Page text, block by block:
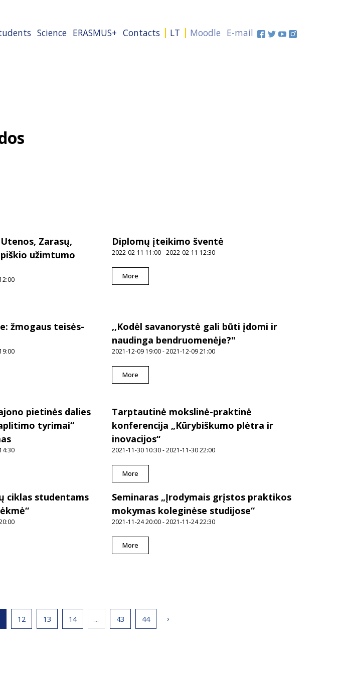
Science ERASMUS+ Contacts LT Moodle E-mail
Zarasų,
užimtumo
Diplomų įteikimo šventė
2022-02-11 11:00 - 2022-02-11 12:30
More
žmogaus teisės-
,,Kodėl savanorystė gali būti įdomi ir
naudinga bendruomenėje?"
2021-12-09 19:00 - 2021-12-09 21:00
More
pietinės dalies
tyrimai“
Tarptautinė mokslinė-praktinė
konferencija „Kūrybiškumo plėtra ir
inovacijos“
2021-11-30 10:30 - 2021-11-30 22:00
More
ciklas studentams
Seminaras „Įrodymais grįstos praktikos
mokymas koleginėse studijose“
2021-11-24 20:00 - 2021-11-24 22:30
More
12 13 14 ... 43 44 ›